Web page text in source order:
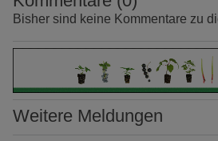
Bisher sind keine Kommentare zu
Weitere Meldungen